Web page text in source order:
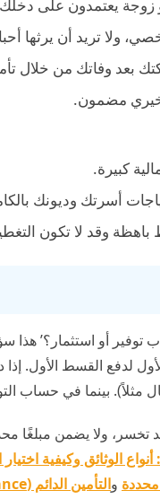
زوجة يعتمدون على
ولا تريد أن يرثها
بعد وفاتك من خلال
مضمون.
كبيرة.
أسرتك وديونك
وقد لا تكون
توفير أو استثمار؟’
بينما في حساب
تخسر، ولا يضمن مبلغًا
الوثائق وكيفية
والتأمين الدائم (Whole Life Insurance): حماية مدى الحياة واستثمار مضمون